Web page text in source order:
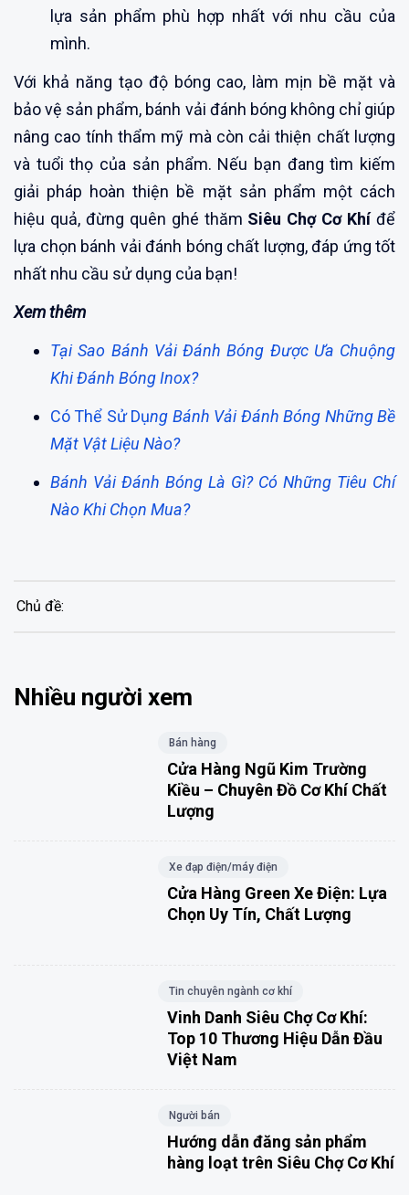
lựa sản phẩm phù hợp nhất với nhu cầu của
mình.
Với khả năng tạo độ bóng cao, làm mịn bề mặt và
bảo vệ sản phẩm, bánh vải đánh bóng không chỉ giúp
nâng cao tính thẩm mỹ mà còn cải thiện chất lượng
và tuổi thọ của sản phẩm. Nếu bạn đang tìm kiếm
giải pháp hoàn thiện bề mặt sản phẩm một cách
hiệu quả, đừng quên ghé thăm Siêu Chợ Cơ Khíđể
lựa chọn bánh vải đánh bóng chất lượng, đáp ứng tốt
nhất nhu cầu sử dụng của bạn!
Xem thêm
Tại Sao Bánh Vải Đánh Bóng Được Ưa Chuộng
Khi Đánh Bóng Inox?
Có Thể Sử Dụng Bánh Vải Đánh Bóng Những Bề
Mặt Vật Liệu Nào?
Bánh Vải Đánh Bóng Là Gì? Có Những Tiêu Chí
Nào Khi Chọn Mua?
Chủ đề:
Nhiều người xem
Bán hàng
Cửa Hàng Ngũ Kim Trường
Kiều – Chuyên Đồ Cơ Khí Chất
Lượng
Xe đạp điện/máy điện
Cửa Hàng Green Xe Điện: Lựa
Chọn Uy Tín, Chất Lượng
Tin chuyên ngành cơ khí
Vinh Danh Siêu Chợ Cơ Khí:
Top 10 Thương Hiệu Dẫn Đầu
Việt Nam
Người bán
Hướng dẫn đăng sản phẩm
hàng loạt trên Siêu Chợ Cơ Khí